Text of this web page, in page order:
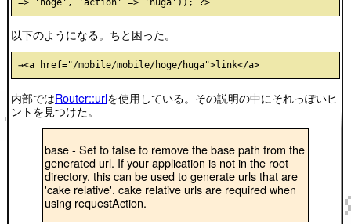
以下のようになる。ちと困った。
内部ではRouter::urlを使用している。その説明の中にそれっぽいヒ
ントを見つけた。
base - Set to false to remove the base path from the
generated url. If your application is not in the root
directory, this can be used to generate urls that are
'cake relative'. cake relative urls are required when
using requestAction.